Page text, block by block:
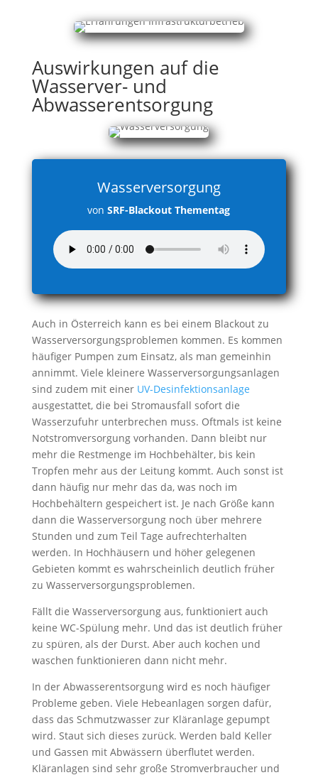
Auswirkungen auf die
Wasserver- und
Abwasserentsorgung
Wasserversorgung
vonSRF-Blackout Thementag
Auch in Österreich kann es bei einem Blackout zu
Wasserversorgungsproblemen kommen. Es kommen
häufiger Pumpen zum Einsatz, als man gemeinhin
annimmt. Viele kleinere Wasserversorgungsanlagen
sind zudem mit einer UV-Desinfektionsanlage
ausgestattet, die bei Stromausfall sofort die
Wasserzufuhr unterbrechen muss. Oftmals ist keine
Notstromversorgung vorhanden. Dann bleibt nur
mehr die Restmenge im Hochbehälter, bis kein
Tropfen mehr aus der Leitung kommt. Auch sonst ist
dann häufig nur mehr das da, was noch im
Hochbehältern gespeichert ist. Je nach Größe kann
dann die Wasserversorgung noch über mehrere
Stunden und zum Teil Tage aufrechterhalten
werden. In Hochhäusern und höher gelegenen
Gebieten kommt es wahrscheinlich deutlich früher
zu Wasserversorgungsproblemen.
Fällt die Wasserversorgung aus, funktioniert auch
keine WC-Spülung mehr. Und das ist deutlich früher
zu spüren, als der Durst. Aber auch kochen und
waschen funktionieren dann nicht mehr.
In der Abwasserentsorgung wird es noch häufiger
Probleme geben. Viele Hebeanlagen sorgen dafür,
dass das Schmutzwasser zur Kläranlage gepumpt
wird. Staut sich dieses zurück. Werden bald Keller
und Gassen mit Abwässern überflutet werden.
Kläranlagen sind sehr große Stromverbraucher und